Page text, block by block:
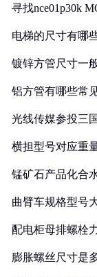
寻找nce01p30k
电梯的尺寸有哪
镀锌方管尺寸一
铝方管有哪些常
光线传媒参投三
横担型号对应重
锰矿石产品化合
曲臂车规格型号
配电柜母排螺栓
膨胀螺丝尺寸是